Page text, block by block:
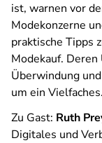
ist, warnen vor
Modekonzerne
praktische Tipps
Modekauf.
Überwindung
um ein
Zu Gast: Ruth
Digitales und